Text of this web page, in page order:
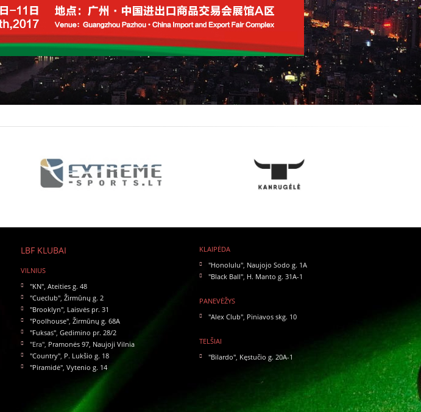
LBF KLUBAI
VILNIUS
"KN", Ateities g. 48
"Cueclub", Žirmūnų g. 2
"Brooklyn", Laisvės pr. 31
"Poolhouse", Žirmūnų g. 68A
"Fuksas", Gedimino pr. 28/2
"Era", Pramonės 97, Naujoji Vilnia
"Country", P. Lukšio g. 18
"Piramidė", Vytenio g. 14
KLAIPĖDA
"Honolulu", Naujojo Sodo g. 1A
"Black Ball", H. Manto g. 31A-1
PANEVĖŽYS
"Alex Club", Piniavos skg. 10
TELŠIAI
"Bilardo", Kęstučio g. 20A-1